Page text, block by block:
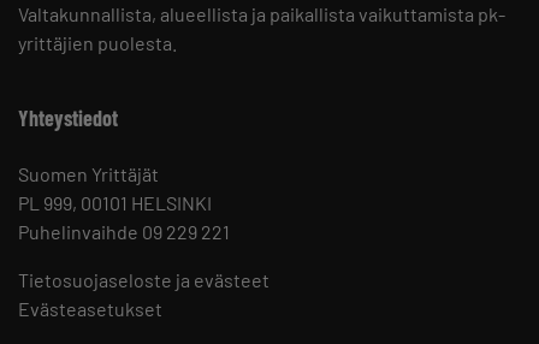
Valtakunnallista, alueellista ja paikallista vaikuttamista pk-
yrittäjien puolesta.
Yhteystiedot
Suomen Yrittäjät
PL 999, 00101 HELSINKI
Puhelinvaihde 09 229 221
Tietosuojaseloste ja evästeet
Evästeasetukset